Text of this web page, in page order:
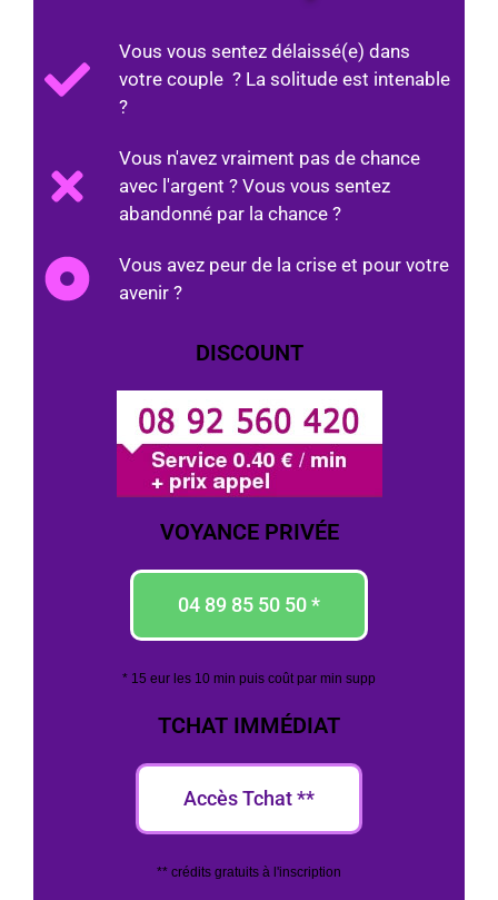
Vous vous sentez délaissé(e) dans
votre couple ? La solitude est intenable
?
Vous n'avez vraiment pas de chance
avec l'argent ? Vous vous sentez
abandonné par la chance ?
Vous avez peur de la crise et pour votre
avenir ?
DISCOUNT
VOYANCE PRIVÉE
04 89 85 50 50 *
* 15 eur les 10 min puis coût par min supp
TCHAT IMMÉDIAT
Accès Tchat **
** crédits gratuits à l'inscription